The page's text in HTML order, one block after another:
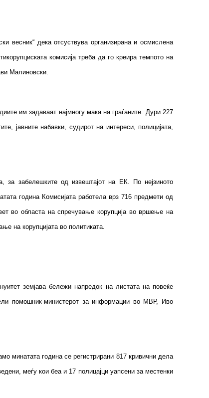
весник“ дека отсуствува организирана и осмислена
комисија треба да го креира темпото на
Малиновски.
им задаваат најмногу мака на граѓаните. Дури 227
јавните набавки, судирот на интереси, полицијата,
за забелешките од извештајот на ЕК. По нејзиното
година Комисијата работела врз 716 предмети од
во областа на спречување корупција во вршење на
на корупцијата во политиката.
земјава бележи напредок на листата на повеќе
помошник-министерот за информации во МВР, Иво
минатата година се регистрирани 817 кривични дела
меѓу кои беа и 17 полицајци уапсени за местенки